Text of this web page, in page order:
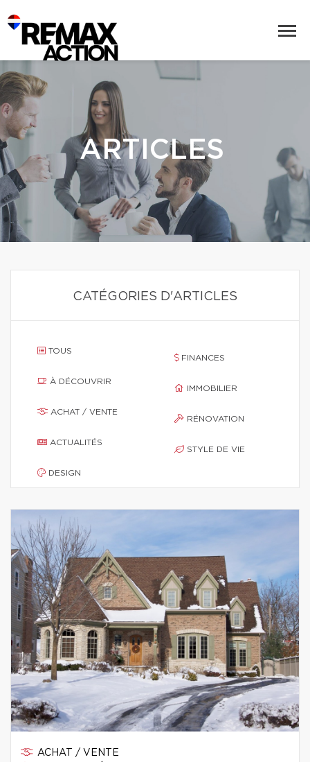
ARTICLES
CATÉGORIES D'ARTICLES
TOUS
À DÉCOUVRIR
ACHAT / VENTE
ACTUALITÉS
DESIGN
FINANCES
IMMOBILIER
RÉNOVATION
STYLE DE VIE
ACHAT / VENTE